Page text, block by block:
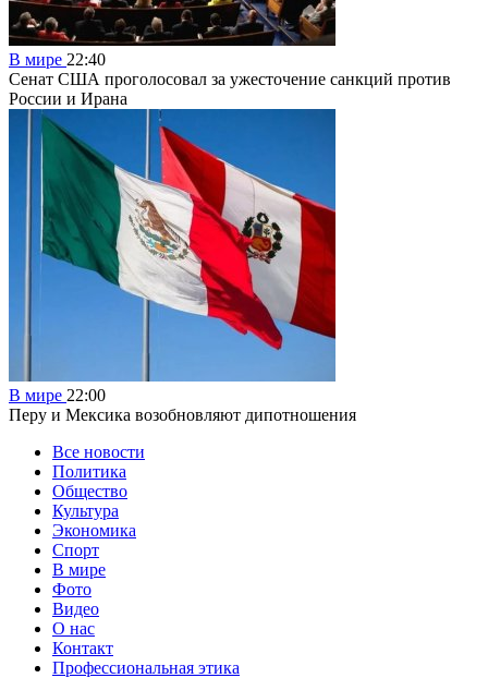
В мире 22:40
Сенат США проголосовал за ужесточение санкций против
России и Ирана
В мире 22:00
Перу и Мексика возобновляют дипотношения
Все новости
Политика
Общество
Культура
Экономика
Спорт
В мире
Фото
Видео
О нас
Контакт
Профессиональная этика